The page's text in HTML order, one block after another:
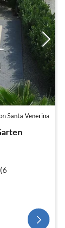
Santa Venerina